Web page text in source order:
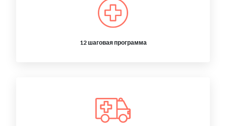
12 шаговая программа